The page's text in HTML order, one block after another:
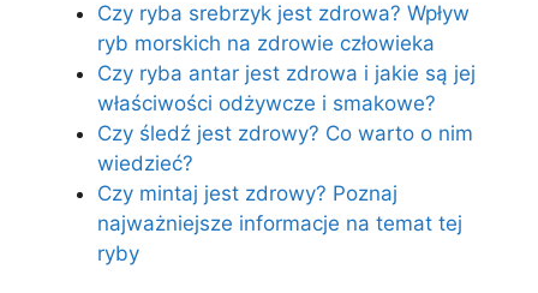
Czy ryba srebrzyk jest zdrowa? Wpływ
ryb morskich na zdrowie człowieka
Czy ryba antar jest zdrowa i jakie są jej
właściwości odżywcze i smakowe?
Czy śledź jest zdrowy? Co warto o nim
wiedzieć?
Czy mintaj jest zdrowy? Poznaj
najważniejsze informacje na temat tej
ryby